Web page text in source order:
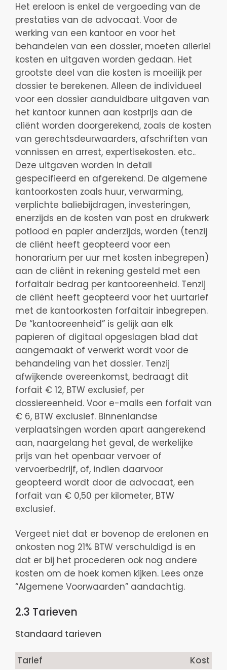
Het ereloon is enkel de vergoeding van de
prestaties van de advocaat. Voor de
werking van een kantoor en voor het
behandelen van een dossier, moeten allerlei
kosten en uitgaven worden gedaan. Het
grootste deel van die kosten is moeilijk per
dossier te berekenen. Alleen de individueel
voor een dossier aanduidbare uitgaven van
het kantoor kunnen aan kostprijs aan de
cliënt worden doorgerekend, zoals de kosten
van gerechtsdeurwaarders, afschriften van
vonnissen en arrest, expertisekosten. etc..
Deze uitgaven worden in detail
gespecifieerd en afgerekend. De algemene
kantoorkosten zoals huur, verwarming,
verplichte baliebijdragen, investeringen,
enerzijds en de kosten van post en drukwerk
potlood en papier anderzijds, worden (tenzij
de cliënt heeft geopteerd voor een
honorarium per uur met kosten inbegrepen)
aan de cliënt in rekening gesteld met een
forfaitair bedrag per kantooreenheid. Tenzij
de cliënt heeft geopteerd voor het uurtarief
met de kantoorkosten forfaitair inbegrepen.
De “kantooreenheid” is gelijk aan elk
papieren of digitaal opgeslagen blad dat
aangemaakt of verwerkt wordt voor de
behandeling van het dossier. Tenzij
afwijkende overeenkomst, bedraagt dit
forfait € 12, BTW exclusief, per
dossiereenheid. Voor e-mails een forfait van
€ 6, BTW exclusief. Binnenlandse
verplaatsingen worden apart aangerekend
aan, naargelang het geval, de werkelijke
prijs van het openbaar vervoer of
vervoerbedrijf, of, indien daarvoor
geopteerd wordt door de advocaat, een
forfait van € 0,50 per kilometer, BTW
exclusief.
Vergeet niet dat er bovenop de erelonen en
onkosten nog 21% BTW verschuldigd is en
dat er bij het procederen ook nog andere
kosten om de hoek komen kijken. Lees onze
“Algemene Voorwaarden” aandachtig.
2.3 Tarieven
Standaard tarieven
Tarief
Kost